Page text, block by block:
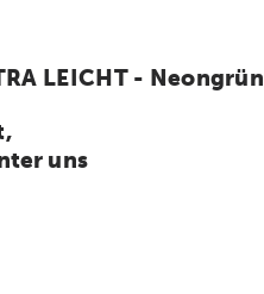
LEICHT - Neongrün
uns